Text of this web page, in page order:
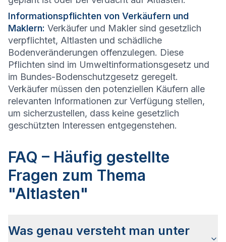
Informationspflichten von Verkäufern und
Maklern: Verkäufer und Makler sind gesetzlich
verpflichtet, Altlasten und schädliche
Bodenveränderungen offenzulegen. Diese
Pflichten sind im Umweltinformationsgesetz und
im Bundes-Bodenschutzgesetz geregelt.
Verkäufer müssen den potenziellen Käufern alle
relevanten Informationen zur Verfügung stellen,
um sicherzustellen, dass keine gesetzlich
geschützten Interessen entgegenstehen.
FAQ – Häufig gestellte
Fragen zum Thema
"Altlasten"
Was genau versteht man unter